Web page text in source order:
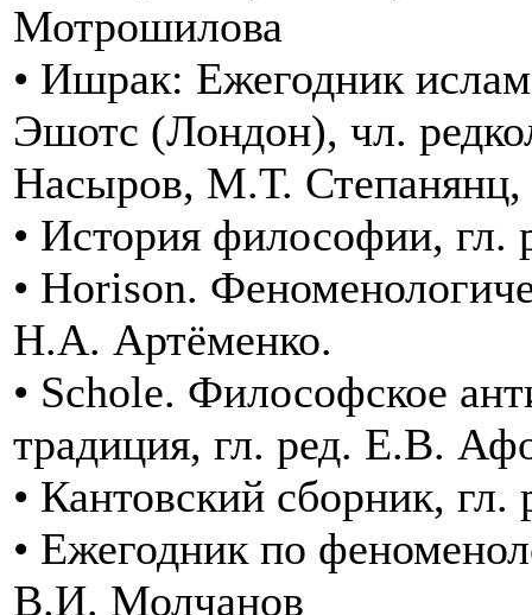
Мотрошилова
• Ишрак: Ежегодник
Эшотс (Лондон), чл.
Насыров, М.Т.
• История философии, гл.
• Horison.
Н.А. Артёменко.
• Schole. Философское
традиция, гл. ред. Е.В.
• Кантовский сборник,
• Ежегодник по
В.И. Молчанов